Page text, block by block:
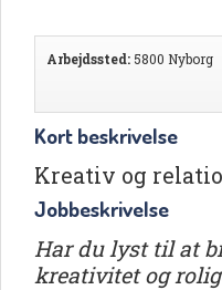
Arbejdssted: 5800 Nyborg
Kort beskrivelse
Kreativ og
Jobbeskrivelse
Har du lyst til at
kreativitet og